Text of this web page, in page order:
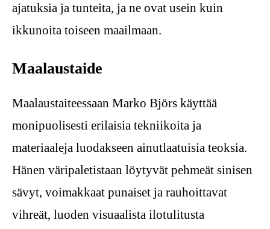
ajatuksia ja tunteita, ja ne ovat usein kuin
ikkunoita toiseen maailmaan.
Maalaustaide
Maalaustaiteessaan Marko Björs käyttää
monipuolisesti erilaisia tekniikoita ja
materiaaleja luodakseen ainutlaatuisia teoksia.
Hänen väripaletistaan löytyvät pehmeät sinisen
sävyt, voimakkaat punaiset ja rauhoittavat
vihreät, luoden visuaalista ilotulitusta